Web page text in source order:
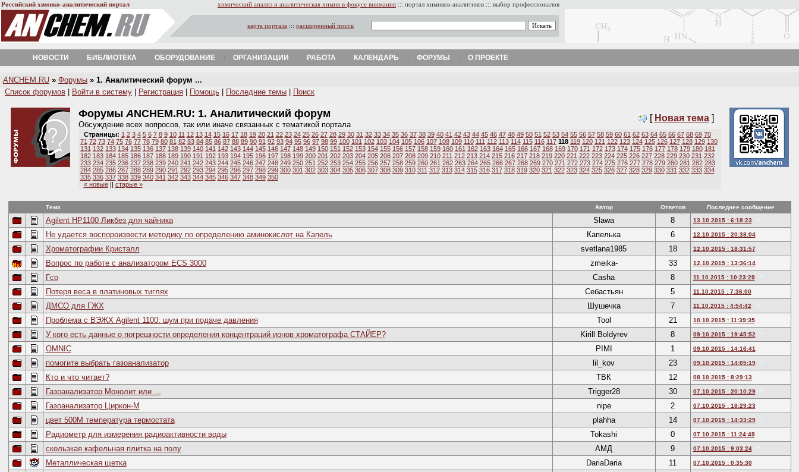
Российский химико-аналитический портал химический анализ и аналитическая химия в фокусе внимания ::: портал химиков-аналитиков ::: выбор профессионалов
карта портала ::: расширенный поиск
НОВОСТИ БИБЛИОТЕКА ОБОРУДОВАНИЕ ОРГАНИЗАЦИИ РАБОТА КАЛЕНДАРЬ ФОРУМЫ О ПРОЕКТЕ
A NCHEM.RU » Форумы » 1. Аналитический форум ...
Список форумов
Войти в систему Регистрация Помощь Последние темы Поиск
ФорумыANCHEM.RU: 1. Аналитический форум
Обсуждение всех вопросов, так или иначе связанных с тематикой портала
[ Новая тема]
Страницы: 1 2 3 4 5 6 7 8 9 10 11 12 13 14 15 16 17 18 19 20 21 22 23 24 25 26 27 28 29 30 31 32 33 34 35 36 37 38 39 40 41 42 43 44 45 46 47 48 49 50 51 52 53 54 55 56 57 58 59 60 61 62 63 64 65 66 67 68 69 70
71 72 73 74 75 76 77 78 79 80 81 82 83 84 85 86 87 88 89 90 91 92 93 94 95 96 97 98 99 100 101 102 103 104 105 106 107 108 109 110 111 112 113 114 115 116 117 118 119 120 121 122 123 124 125 126 127 128 129 130
131 132 133 134 135 136 137 138 139 140 141 142 143 144 145 146 147 148 149 150 151 152 153 154 155 156 157 158 159 160 161 162 163 164 165 166 167 168 169 170 171 172 173 174 175 176 177 178 179 180 181
182 183 184 185 186 187 188 189 190 191 192 193 194 195 196 197 198 199 200 201 202 203 204 205 206 207 208 209 210 211 212 213 214 215 216 217 218 219 220 221 222 223 224 225 226 227 228 229 230 231 232
233 234 235 236 237 238 239 240 241 242 243 244 245 246 247 248 249 250 251 252 253 254 255 256 257 258 259 260 261 262 263 264 265 266 267 268 269 270 271 272 273 274 275 276 277 278 279 280 281 282 283
284 285 286 287 288 289 290 291 292 293 294 295 296 297 298 299 300 301 302 303 304 305 306 307 308 309 310 311 312 313 314 315 316 317 318 319 320 321 322 323 324 325 326 327 328 329 330 331 332 333 334
335 336 337 338 339 340 341 342 343 344 345 346 347 348 349 350
« новые|| старые »
Тема Автор Ответов Последнее сообщение
Agilent HP1100 Ликбез для чайника Slawa 8 13.10.2015 : 6:18:23
Не удается воспороизвести методику по определению аминокислот на Капель Капелька 6 12.10.2015 : 20:38:04
Хроматографии Кристалл svetlana1985 18 12.10.2015 : 18:31:57
Вопрос по работе с анализатором ECS 3000 zmeika- 33 12.10.2015 : 13:36:14
Гсо Саshа 8 11.10.2015 : 10:23:29
Потеря веса в платиновых тиглях Себастьян 5 11.10.2015 : 7:36:00
ДМСО для ГЖХ Шушечка 7 11.10.2015 : 4:54:42
Проблема с ВЭЖХ Agilent 1100: шум при подаче давления Tool 21 10.10.2015 : 11:39:35
У кого есть данные о погрешности определения концентраций ионов хроматографа СТАЙЕР? Kirill Boldyrev 8 09.10.2015 : 19:45:52
OMNIC PIMI 1 09.10.2015 : 14:16:41
помогите выбрать газоанализатор lil_kov 23 09.10.2015 : 14:05:19
Кто и что читает? ТВК 12 08.10.2015 : 8:29:13
Газоанализатор Монолит или ... Trigger28 30 07.10.2015 : 20:10:29
Газоанализатор Циркон-М nipe 2 07.10.2015 : 18:29:23
цвет 500М температура термостата plahha 14 07.10.2015 : 14:33:29
Радиометр для измерения радиоактивности воды Tokashi 0 07.10.2015 : 11:24:49
скользкая кафельная плитка на полу АМД 9 07.10.2015 : 9:03:24
Металлическая щетка DariaDaria 11 07.10.2015 : 0:35:30